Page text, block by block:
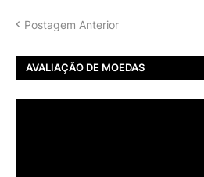
Postagem Anterior
AVALIAÇÃO DE MOEDAS